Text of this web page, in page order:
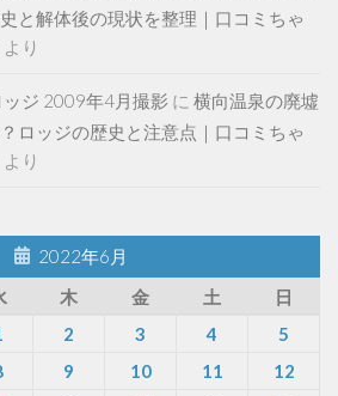
と解体後の現状を整理｜口コミちゃ
より
ッジ 2009年4月撮影 に 横向温泉の廃墟
ロッジの歴史と注意点｜口コミちゃ
より
2022年6月
木 金 土
日
2 3 4
5
9 10 11
12